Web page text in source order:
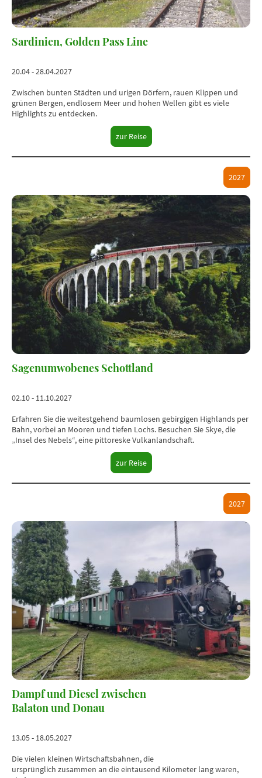
Sardinien, Golden Pass Line
20.04 - 28.04.2027
Zwischen bunten Städten und urigen Dörfern, rauen Klippen und
grünen Bergen, endlosem Meer und hohen Wellen gibt es viele
Highlights zu entdecken.
zur Reise
2027
Sagenumwobenes Schottland
02.10 - 11.10.2027
Erfahren Sie die weitestgehend baumlosen gebirgigen Highlands per
Bahn, vorbei an Mooren und tiefen Lochs. Besuchen Sie Skye, die
„Insel des Nebels“, eine pittoreske Vulkanlandschaft.
zur Reise
2027
Dampf und Diesel zwischen
Balaton und Donau
13.05 - 18.05.2027
Die vielen kleinen Wirtschaftsbahnen, die
ursprünglich zusammen an die eintausend Kilometer lang waren,